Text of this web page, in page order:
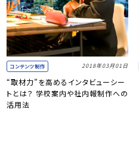
コンテンツ制作 2018年03月01日
“取材力”を高めるインタビューシー
トとは？ 学校案内や社内報制作への
活用法